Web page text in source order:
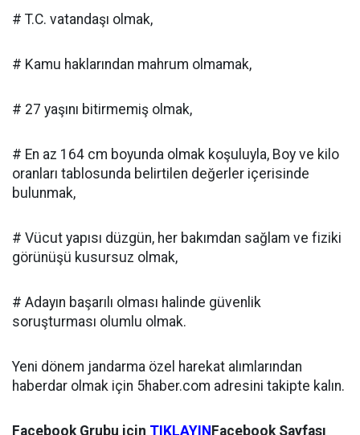
# T.C. vatandaşı olmak,
# Kamu haklarından mahrum olmamak,
# 27 yaşını bitirmemiş olmak,
# En az 164 cm boyunda olmak koşuluyla, Boy ve kilo
oranları tablosunda belirtilen değerler içerisinde
bulunmak,
# Vücut yapısı düzgün, her bakımdan sağlam ve fiziki
görünüşü kusursuz olmak,
# Adayın başarılı olması halinde güvenlik
soruşturması olumlu olmak.
Yeni dönem jandarma özel harekat alımlarından
haberdar olmak için 5haber.com adresini takipte kalın.
Facebook Grubu için TIKLAYIN Facebook Sayfası